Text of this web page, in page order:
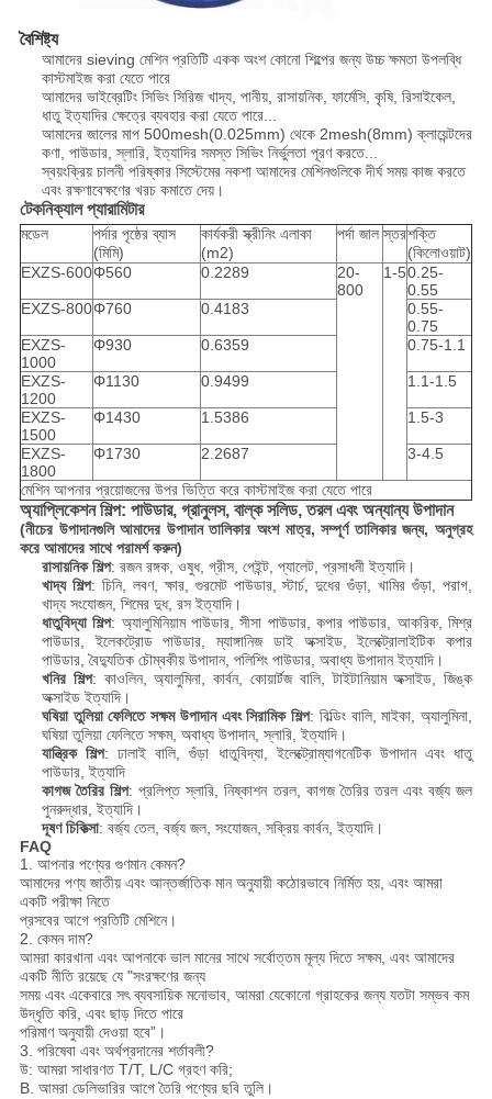
বৈশিষ্ট্য
আমাদের sieving মেশিন প্রতিটি একক অংশ কোনো শিল্পের জন্য উচ্চ ক্ষমতা উপলব্ধি
কাস্টমাইজ করা যেতে পারে
আমাদের ভাইব্রেটিং সিভিং সিরিজ খাদ্য, পানীয়, রাসায়নিক, ফার্মেসি, কৃষি, রিসাইকেল,
ধাতু ইত্যাদির ক্ষেত্রে ব্যবহার করা যেতে পারে...
আমাদের জালের মাপ 500mesh(0.025mm) থেকে 2mesh(8mm) ক্লায়েন্টদের
কণা, পাউডার, স্লারি, ইত্যাদির সমস্ত সিভিং নির্ভুলতা পূরণ করতে...
স্বয়ংক্রিয় চালনী পরিষ্কার সিস্টেমের নকশা আমাদের মেশিনগুলিকে দীর্ঘ সময় কাজ করতে
এবং রক্ষণাবেক্ষণের খরচ কমাতে দেয়।
টেকনিক্যাল প্যারামিটার
মডেল
পর্দার পৃষ্ঠের ব্যাস
(মিমি)
কার্যকরী স্ক্রীনিং এলাকা
(m2)
পর্দা জাল স্তরশক্তি
(কিলোওয়াট)
EXZS-600Φ560 0.2289
20-
800
1-50.25-
0.55
EXZS-800Φ760 0.4183
0.55-
0.75
EXZS-
1000
Φ930 0.6359 0.75-1.1
EXZS-
1200
Φ1130 0.9499 1.1-1.5
EXZS-
1500
Φ1430 1.5386 1.5-3
EXZS-
1800
Φ1730 2.2687 3-4.5
মেশিন আপনার প্রয়োজনের উপর ভিত্তি করে কাস্টমাইজ করা যেতে পারে
অ্যাপ্লিকেশন শিল্প: পাউডার, গ্রানুলস, বাল্ক সলিড, তরল এবং অন্যান্য উপাদান
(নীচের উপাদানগুলি আমাদের উপাদান তালিকার অংশ মাত্র, সম্পূর্ণ তালিকার জন্য, অনুগ্রহ
করে আমাদের সাথে পরামর্শ করুন)
রাসায়নিক শিল্প: রজন রঙ্গক, ওষুধ, গ্রীস, পেইন্ট, প্যালেট, প্রসাধনী ইত্যাদি।
খাদ্য শিল্প: চিনি, লবণ, ক্ষার, গুরমেট পাউডার, স্টার্চ, দুধের গুঁড়া, খামির গুঁড়া, পরাগ,
খাদ্য সংযোজন, শিমের দুধ, রস ইত্যাদি।
ধাতুবিদ্যা শিল্প: অ্যালুমিনিয়াম পাউডার, সীসা পাউডার, কপার পাউডার, আকরিক, মিশ্র
পাউডার, ইলেকট্রোড পাউডার, ম্যাঙ্গানিজ ডাই অক্সাইড, ইলেক্ট্রোলাইটিক কপার
পাউডার, বৈদ্যুতিক চৌম্বকীয় উপাদান, পলিশিং পাউডার, অবাধ্য উপাদান ইত্যাদি।
খনির শিল্প: কাওলিন, অ্যালুমিনা, কার্বন, কোয়ার্টজ বালি, টাইটানিয়াম অক্সাইড, জিঙ্ক
অক্সাইড ইত্যাদি।
ঘষিয়া তুলিয়া ফেলিতে সক্ষম উপাদান এবং সিরামিক শিল্প: বিল্ডিং বালি, মাইকা, অ্যালুমিনা,
ঘষিয়া তুলিয়া ফেলিতে সক্ষম, অবাধ্য উপাদান, স্লারি, ইত্যাদি।
যান্ত্রিক শিল্প: ঢালাই বালি, গুঁড়া ধাতুবিদ্যা, ইলেক্ট্রোম্যাগনেটিক উপাদান এবং ধাতু
পাউডার, ইত্যাদি
কাগজ তৈরির শিল্প: প্রলিপ্ত স্লারি, নিষ্কাশন তরল, কাগজ তৈরির তরল এবং বর্জ্য জল
পুনরুদ্ধার, ইত্যাদি।
দূষণ চিকিত্সা: বর্জ্য তেল, বর্জ্য জল, সংযোজন, সক্রিয় কার্বন, ইত্যাদি।
FAQ
1. আপনার পণ্যের গুণমান কেমন?
আমাদের পণ্য জাতীয় এবং আন্তর্জাতিক মান অনুযায়ী কঠোরভাবে নির্মিত হয়, এবং আমরা
একটি পরীক্ষা নিতে
প্রসবের আগে প্রতিটি মেশিনে।
2. কেমন দাম?
আমরা কারখানা এবং আপনাকে ভাল মানের সাথে সর্বোত্তম মূল্য দিতে সক্ষম, এবং আমাদের
একটি নীতি রয়েছে যে "সংরক্ষণের জন্য
সময় এবং একেবারে সৎ ব্যবসায়িক মনোভাব, আমরা যেকোনো গ্রাহকের জন্য যতটা সম্ভব কম
উদ্ধৃতি করি, এবং ছাড় দিতে পারে
পরিমাণ অনুযায়ী দেওয়া হবে”।
3. পরিষেবা এবং অর্থপ্রদানের শর্তাবলী?
উ: আমরা সাধারণত T/T, L/C গ্রহণ করি;
B. আমরা ডেলিভারির আগে তৈরি পণ্যের ছবি তুলি।